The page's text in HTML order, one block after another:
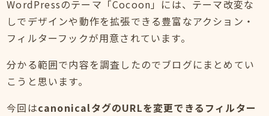
WordPressのテーマ「Cocoon」には、テーマ改変な
しでデザインや動作を拡張できる豊富なアクション・
フィルターフックが用意されています。
分かる範囲で内容を調査したのでブログにまとめてい
こうと思います。
今回はcanonicalタグのURLを変更できるフィルター